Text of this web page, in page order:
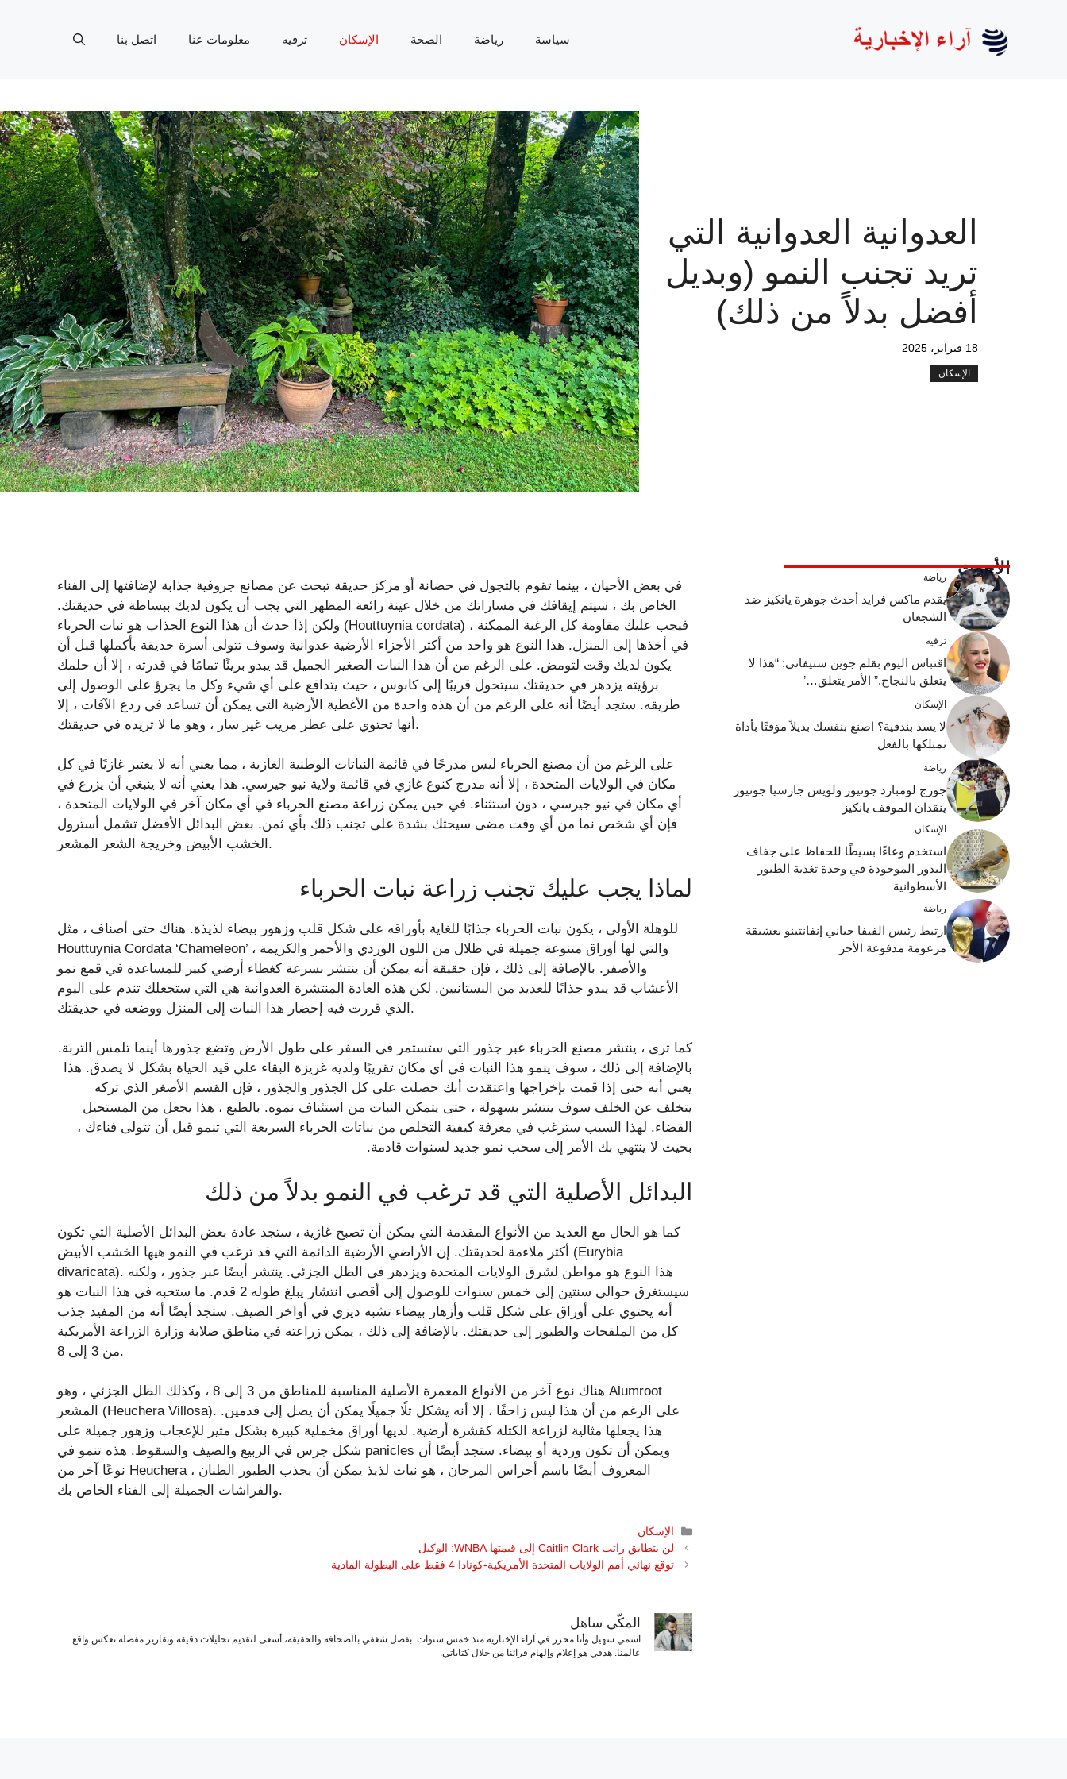
سياسة رياضة الصحة الإسكان ترفيه معلومات عنا اتصل بنا
العدوانية العدوانية التي
تريد تجنب النمو (وبديل
أفضل بدلاً من ذلك)
18 فبراير، 2025
الإسكان
في بعض الأحيان ، بينما تقوم بالتجول في حضانة أو مركز حديقة تبحث عن مصانع جروفية جذابة لإضافتها إلى الفناء
الخاص بك ، سيتم إيقافك في مساراتك من خلال عينة رائعة المظهر التي يجب أن يكون لديك ببساطة في حديقتك.
ولكن إذا حدث أن هذا النوع الجذاب هو نبات الحرباء (Houttuynia cordata) ، فيجب عليك مقاومة كل الرغبة الممكنة
في أخذها إلى المنزل. هذا النوع هو واحد من أكثر الأجزاء الأرضية عدوانية وسوف تتولى أسرة حديقة بأكملها قبل أن
يكون لديك وقت لتومض. على الرغم من أن هذا النبات الصغير الجميل قد يبدو بريئًا تمامًا في قدرته ، إلا أن حلمك
برؤيته يزدهر في حديقتك سيتحول قريبًا إلى كابوس ، حيث يتدافع على أي شيء وكل ما يجرؤ على الوصول إلى
طريقه. ستجد أيضًا أنه على الرغم من أن هذه واحدة من الأغطية الأرضية التي يمكن أن تساعد في ردع الآفات ، إلا
أنها تحتوي على عطر مريب غير سار ، وهو ما لا تريده في حديقتك.
على الرغم من أن مصنع الحرباء ليس مدرجًا في قائمة النباتات الوطنية الغازية ، مما يعني أنه لا يعتبر غازيًا في كل
مكان في الولايات المتحدة ، إلا أنه مدرج كنوع غازي في قائمة ولاية نيو جيرسي. هذا يعني أنه لا ينبغي أن يزرع في
أي مكان في نيو جيرسي ، دون استثناء. في حين يمكن زراعة مصنع الحرباء في أي مكان آخر في الولايات المتحدة ،
فإن أي شخص نما من أي وقت مضى سيحثك بشدة على تجنب ذلك بأي ثمن. بعض البدائل الأفضل تشمل أسترول
الخشب الأبيض وخريجة الشعر المشعر.
لماذا يجب عليك تجنب زراعة نبات الحرباء
للوهلة الأولى ، يكون نبات الحرباء جذابًا للغاية بأوراقه على شكل قلب وزهور بيضاء لذيذة. هناك حتى أصناف ، مثل
Houttuynia Cordata ‘Chameleon’ ، والتي لها أوراق متنوعة جميلة في ظلال من اللون الوردي والأحمر والكريمة
والأصفر. بالإضافة إلى ذلك ، فإن حقيقة أنه يمكن أن ينتشر بسرعة كغطاء أرضي كبير للمساعدة في قمع نمو
الأعشاب قد يبدو جذابًا للعديد من البستانيين. لكن هذه العادة المنتشرة العدوانية هي التي ستجعلك تندم على اليوم
الذي قررت فيه إحضار هذا النبات إلى المنزل ووضعه في حديقتك.
كما ترى ، ينتشر مصنع الحرباء عبر جذور التي ستستمر في السفر على طول الأرض وتضع جذورها أينما تلمس التربة.
بالإضافة إلى ذلك ، سوف ينمو هذا النبات في أي مكان تقريبًا ولديه غريزة البقاء على قيد الحياة بشكل لا يصدق. هذا
يعني أنه حتى إذا قمت بإخراجها واعتقدت أنك حصلت على كل الجذور والجذور ، فإن القسم الأصغر الذي تركه
يتخلف عن الخلف سوف ينتشر بسهولة ، حتى يتمكن النبات من استئناف نموه. بالطبع ، هذا يجعل من المستحيل
القضاء. لهذا السبب سترغب في معرفة كيفية التخلص من نباتات الحرباء السريعة التي تنمو قبل أن تتولى فناءك ،
بحيث لا ينتهي بك الأمر إلى سحب نمو جديد لسنوات قادمة.
البدائل الأصلية التي قد ترغب في النمو بدلاً من ذلك
كما هو الحال مع العديد من الأنواع المقدمة التي يمكن أن تصبح غازية ، ستجد عادة بعض البدائل الأصلية التي تكون
أكثر ملاءمة لحديقتك. إن الأراضي الأرضية الدائمة التي قد ترغب في النمو هيها الخشب الأبيض (Eurybia
divaricata). هذا النوع هو مواطن لشرق الولايات المتحدة ويزدهر في الظل الجزئي. ينتشر أيضًا عبر جذور ، ولكنه
سيستغرق حوالي سنتين إلى خمس سنوات للوصول إلى أقصى انتشار يبلغ طوله 2 قدم. ما ستحبه في هذا النبات هو
أنه يحتوي على أوراق على شكل قلب وأزهار بيضاء تشبه ديزي في أواخر الصيف. ستجد أيضًا أنه من المفيد جذب
كل من الملقحات والطيور إلى حديقتك. بالإضافة إلى ذلك ، يمكن زراعته في مناطق صلابة وزارة الزراعة الأمريكية
من 3 إلى 8.
هناك نوع آخر من الأنواع المعمرة الأصلية المناسبة للمناطق من 3 إلى 8 ، وكذلك الظل الجزئي ، وهو Alumroot
المشعر (Heuchera Villosa). على الرغم من أن هذا ليس زاحفًا ، إلا أنه يشكل تلًا جميلًا يمكن أن يصل إلى قدمين.
هذا يجعلها مثالية لزراعة الكتلة كقشرة أرضية. لديها أوراق مخملية كبيرة بشكل مثير للإعجاب وزهور جميلة على
شكل جرس في الربيع والصيف والسقوط. هذه تنمو في panicles ويمكن أن تكون وردية أو بيضاء. ستجد أيضًا أن
نوعًا آخر من Heuchera ، المعروف أيضًا باسم أجراس المرجان ، هو نبات لذيذ يمكن أن يجذب الطيور الطنان
والفراشات الجميلة إلى الفناء الخاص بك.
التصنيفات
الإسكان
لن يتطابق راتب Caitlin Clark إلى قيمتها WNBA: الوكيل
توقع نهائي أمم الولايات المتحدة الأمريكية-كونادا 4 فقط على البطولة المادية
المكّي ساهل
اسمي سهيل وأنا محرر في آراء الإخبارية منذ خمس سنوات. بفضل شغفي بالصحافة والحقيقة، أسعى لتقديم تحليلات دقيقة وتقارير مفصلة تعكس واقع
عالمنا. هدفي هو إعلام وإلهام قرائنا من خلال كتاباتي.
الأحدث رياضة
يقدم ماكس فرايد أحدث جوهرة يانكيز ضد
الشجعان
ترفيه
اقتباس اليوم بقلم جوين ستيفاني: “هذا لا
يتعلق بالنجاح.” الأمر يتعلق…’
الإسكان
لا يسد بندقية؟ اصنع بنفسك بديلاً مؤقتًا بأداة
تمتلكها بالفعل
رياضة
جورج لومبارد جونيور ولويس جارسيا جونيور
ينقذان الموقف يانكيز
الإسكان
استخدم وعاءًا بسيطًا للحفاظ على جفاف
البذور الموجودة في وحدة تغذية الطيور
الأسطوانية
رياضة
ارتبط رئيس الفيفا جياني إنفانتينو بعشيقة
مزعومة مدفوعة الأجر